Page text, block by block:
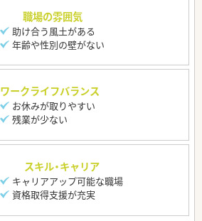
職場の雰囲気
助け合う風土がある
年齢や性別の壁がない
ワークライフバランス
お休みが取りやすい
残業が少ない
スキル・キャリア
キャリアアップ可能な職場
資格取得支援が充実